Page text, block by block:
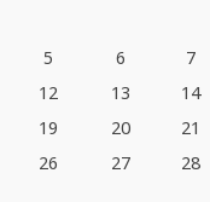
5
6 7
12
13 14
19
20 21
26
27 28